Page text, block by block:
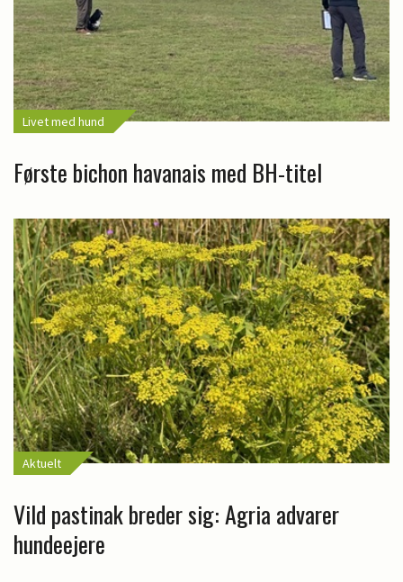
Livet med hund
Første bichon havanais med BH-titel
Aktuelt
Vild pastinak breder sig: Agria advarer
hundeejere